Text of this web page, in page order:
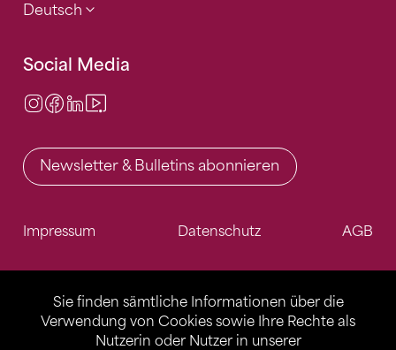
Sie finden sämtliche Informationen über die
Verwendung von Cookies sowie Ihre Rechte als
Nutzerin oder Nutzer in unserer
Deutsch
Social Media
Instagram
Facebook
LinkedIn
Newsletter & Bulletins abonnieren
Impressum Datenschutz AGB